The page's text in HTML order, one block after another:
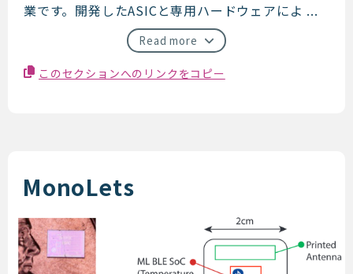
業です。開発したASICと専用ハードウェアによ ...
Read more
このセクションへのリンクをコピー
MonoLets